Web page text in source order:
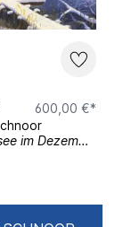
600,00 €*
Westensee im Dezember